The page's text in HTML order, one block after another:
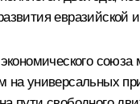
евразийской
экономического
универсальных